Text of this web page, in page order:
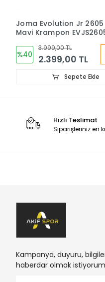
Joma Evolution Jr 2605
Mavi Krampon
%40
3.999,00 TL
2.399,00 TL
Sepete Ekle
Hızlı Teslimat
Siparişleriniz en
Kampanya, duyuru,
haberdar olmak